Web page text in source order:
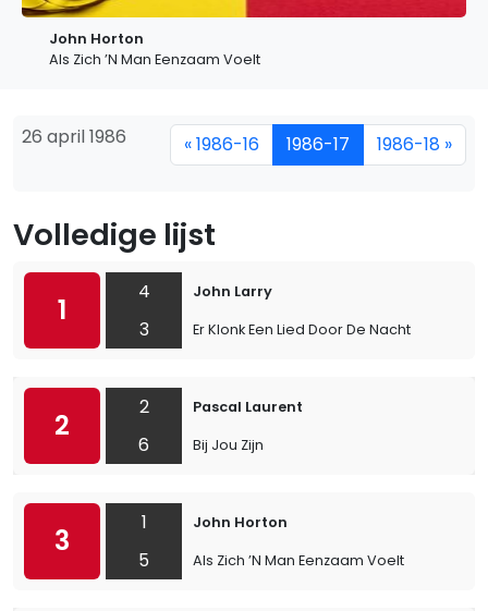
John Horton
Als Zich ’N Man Eenzaam Voelt
26 april 1986 « 1986-16 1986-17 1986-18 »
Volledige lijst
1
4
3
John Larry
Er Klonk Een Lied Door De Nacht
2
2
6
Pascal Laurent
Bij Jou Zijn
3
1
5
John Horton
Als Zich ’N Man Eenzaam Voelt